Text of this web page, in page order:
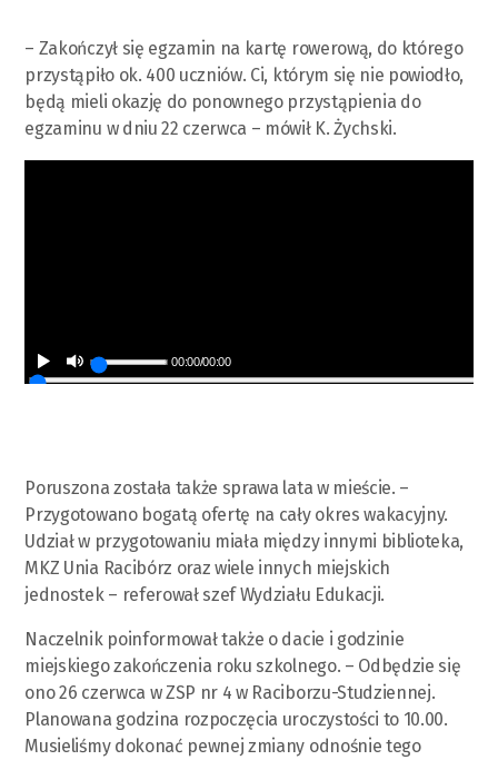
– Zakończył się egzamin na kartę rowerową, do którego
przystąpiło ok. 400 uczniów. Ci, którym się nie powiodło,
będą mieli okazję do ponownego przystąpienia do
egzaminu w dniu 22 czerwca – mówił K. Żychski.
00:00/00:00
Poruszona została także sprawa lata w mieście. –
Przygotowano bogatą ofertę na cały okres wakacyjny.
Udział w przygotowaniu miała między innymi biblioteka,
MKZ Unia Racibórz oraz wiele innych miejskich
jednostek – referował szef Wydziału Edukacji.
Naczelnik poinformował także o dacie i godzinie
miejskiego zakończenia roku szkolnego. – Odbędzie się
ono 26 czerwca w ZSP nr 4 w Raciborzu-Studziennej.
Planowana godzina rozpoczęcia uroczystości to 10.00.
Musieliśmy dokonać pewnej zmiany odnośnie tego